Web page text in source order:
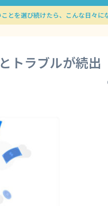
とを選び続けたら、こんな日々に
トラブルが続出